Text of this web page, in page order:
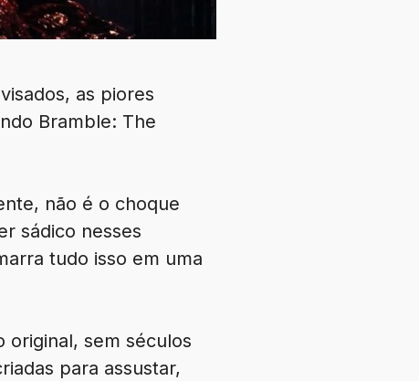
as piores
Bramble: The
não é o choque
sádico nesses
tudo isso em uma
original, sem séculos
para assustar,